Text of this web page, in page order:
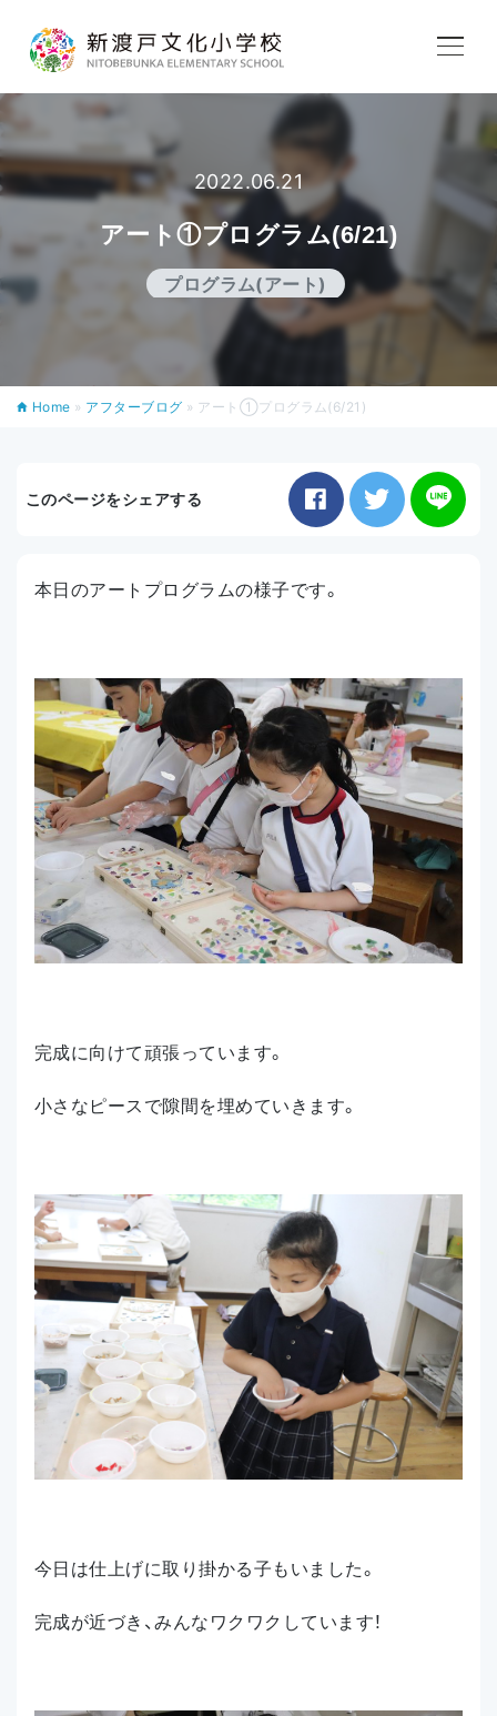
教育内容
学校生活
2022.06.21
アート①プログラム(6/21)
プログラム(アート)
Home » アフターブログ » アート①プログラム(6/21)
このページをシェアする
本日のアートプログラムの様子です。
完成に向けて頑張っています。
小さなピースで隙間を埋めていきます。
今日は仕上げに取り掛かる子もいました。
完成が近づき、みんなワクワクしています！